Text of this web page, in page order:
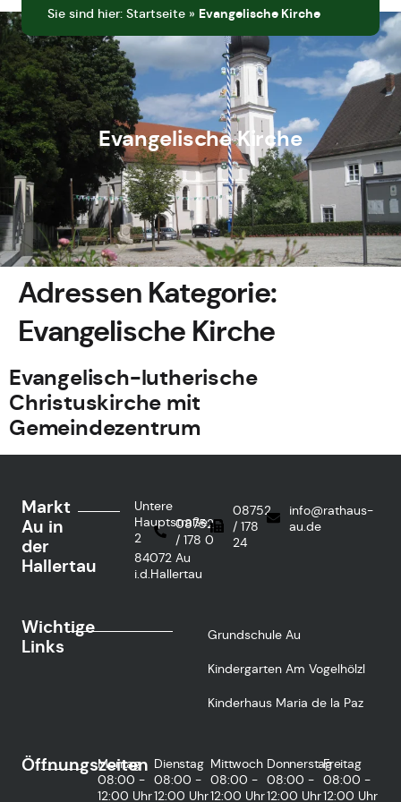
Sie sind hier: Startseite » Evangelische Kirche
Evangelische Kirche
Adressen Kategorie:
Evangelische Kirche
Evangelisch-lutherische
Christuskirche mit
Gemeindezentrum
Markt
Au in
der
Hallertau
Untere
Hauptstraße
2
84072 Au
i.d.Hallertau
08752
/ 178 0
08752
/ 178
24
info@rathaus-
au.de
Wichtige
Links
Grundschule Au
Kindergarten Am Vogelhölzl
Kinderhaus Maria de la Paz
Öffnungszeiten
Montag
08:00 -
12:00 Uhr
Dienstag
08:00 -
12:00 Uhr
Mittwoch
08:00 -
12:00 Uhr
Donnerstag
08:00 -
12:00 Uhr
Freitag
08:00 -
12:00 Uhr